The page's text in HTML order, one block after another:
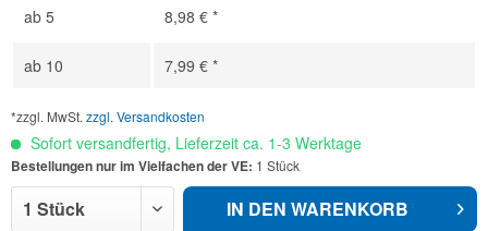
ab 5 8,98 € *
ab 10 7,99 € *
*zzgl. MwSt. zzgl. Versandkosten
Sofort versandfertig, Lieferzeit ca. 1-3 Werktage
Bestellungen nur im Vielfachen der VE: 1 Stück
IN DEN WARENKORB